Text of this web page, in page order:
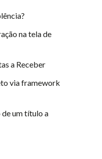
na tela de
a Receber
via framework
um título a